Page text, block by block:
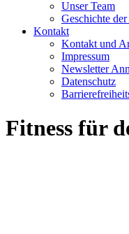
Unser Team
Geschichte
Kontakt
Kontakt und
Impressum
Newsletter
Datenschutz
Fitness für